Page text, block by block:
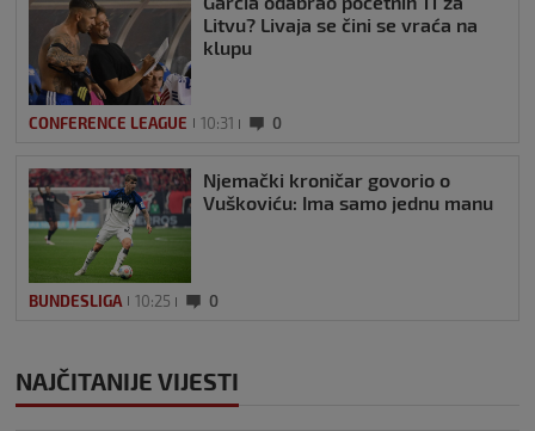
Litvu? Livaja se čini se vraća na
klupu
CONFERENCE LEAGUE 10:31 0
Njemački kroničar govorio o
Vuškoviću: Ima samo jednu manu
BUNDESLIGA 10:25 0
NAJČITANIJE VIJESTI